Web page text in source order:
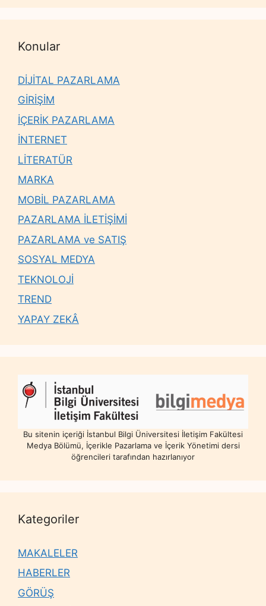
Konular
DİJİTAL PAZARLAMA
GİRİŞİM
İÇERİK PAZARLAMA
İNTERNET
LİTERATÜR
MARKA
MOBİL PAZARLAMA
PAZARLAMA İLETİŞİMİ
PAZARLAMA ve SATIŞ
SOSYAL MEDYA
TEKNOLOJİ
TREND
YAPAY ZEKÂ
Bu sitenin içeriği İstanbul Bilgi Üniversitesi İletişim Fakültesi
Medya Bölümü, İçerikle Pazarlama ve İçerik Yönetimi dersi
öğrencileri tarafından hazırlanıyor
Kategoriler
MAKALELER
HABERLER
GÖRÜŞ